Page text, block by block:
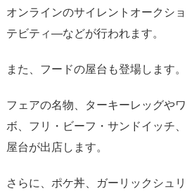
オンラインのサイレントオークシ
テビティ―などが行われます。
また、フードの屋台も登場します。
フェアの名物、ターキーレッグや
ボ、フリ・ビーフ・サンドイッチ
屋台が出店します。
さらに、ポケ丼、ガーリックシュ